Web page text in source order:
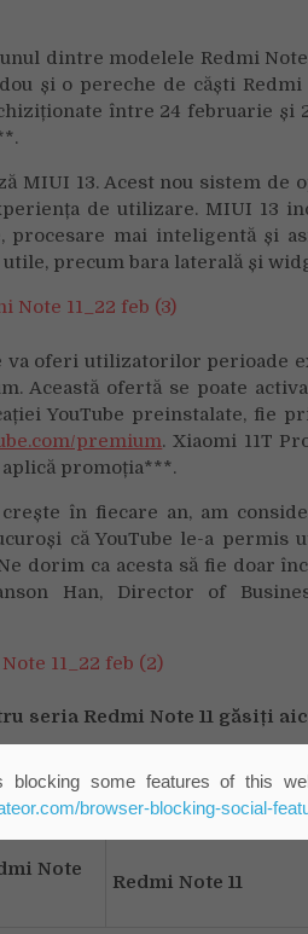
dintre modelele Redmi Note
și o pereche de căști
între 24 februarie și
MIUI 13. Acest nou sistem de
de utilizare. MIUI 13
mai inteligentă și
precum bara laterală și
va oferi utilizatorilor perioade
Această ofertă se poate
YouTube preinstalate, fie
premium. Xiaomi 11T
promoția***.
în fiecare an, am
că YouTube le-a permis
dorim ca acesta să fie doar
Han, Director of
seria Redmi Note 11 găsiți
Note
Redmi Note 11
blocking some features of this
browser-blocking-social-